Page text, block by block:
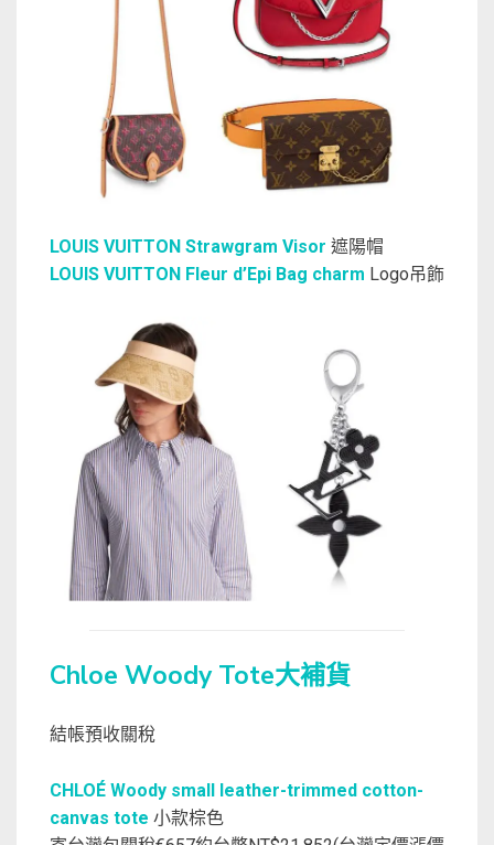
LOUIS VUITTON Strawgram Visor 遮陽帽
LOUIS VUITTON Fleur d’Epi Bag charm Logo吊飾
Chloe Woody Tote大補貨
結帳預收關稅
CHLOÉ Woody small leather-trimmed cotton-
canvas tote 小款棕色